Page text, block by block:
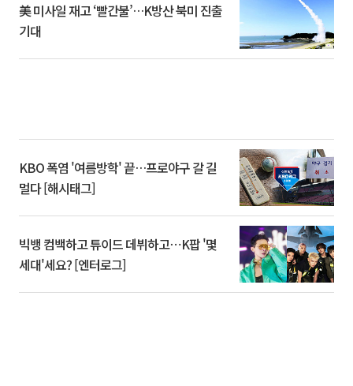
美 미사일 재고 ‘빨간불’…K방산 북미 진출
기대
KBO 폭염 '여름방학' 끝…프로야구 갈 길
멀다 [해시태그]
빅뱅 컴백하고 튜이드 데뷔하고⋯K팝 '몇
세대'세요? [엔터로그]